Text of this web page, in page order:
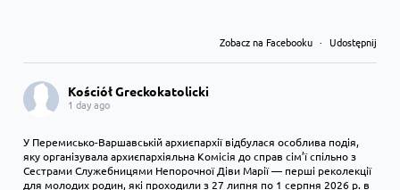
Zobacz na Facebooku · Udostępnij
Kościół Greckokatolicki
1 day ago
У Перемисько-Варшавській архиєпархії відбулася особлива подія,
яку організувала архиєпархіяльна Комісія до справ сім’ї спільно з
Сестрами Служебницями Непорочної Діви Марії — перші реколекції
для молодих родин, які проходили з 27 липня по 1 серпня 2026 р. в